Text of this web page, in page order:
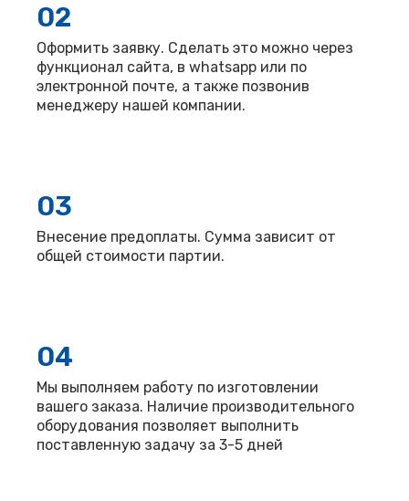
02
Оформить заявку. Сделать это можно через
функционал сайта, в whatsapp или по
электронной почте, а также позвонив
менеджеру нашей компании.
03
Внесение предоплаты. Сумма зависит от
общей стоимости партии.
04
Мы выполняем работу по изготовлении
вашего заказа. Наличие производительного
оборудования позволяет выполнить
поставленную задачу за 3-5 дней